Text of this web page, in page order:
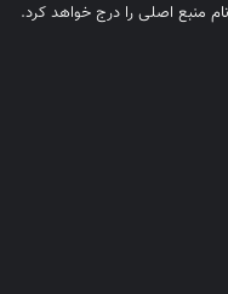
منبع اصلی را درج خواهد کرد.